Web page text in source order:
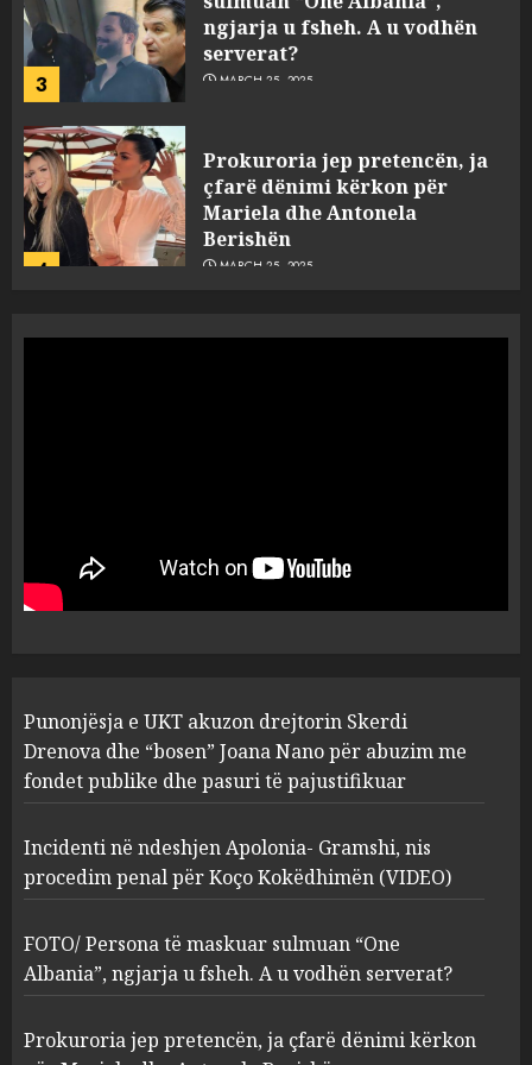
3
ngjarja u fsheh. A u vodhën
serverat?
MARCH 25, 2025
4
çfarë dënimi kërkon për
Mariela dhe Antonela
Berishën
MARCH 25, 2025
1
“bosen” Joana Nano për
abuzim me fondet publike dhe
pasuri të pajustifikuar
2
Apolonia- Gramshi, nis
procedim penal për Koço
Kokëdhimën (VIDEO)
MARCH 27, 2025
3
FOTO/ Persona të maskuar
sulmuan “One Albania”,
ngjarja u fsheh. A u vodhën
serverat?
MARCH 25, 2025
Punonjësja e UKT akuzon drejtorin Skerdi
Drenova dhe “bosen” Joana Nano për abuzim me
fondet publike dhe pasuri të pajustifikuar
Incidenti në ndeshjen Apolonia- Gramshi, nis
procedim penal për Koço Kokëdhimën (VIDEO)
FOTO/ Persona të maskuar sulmuan “One
Albania”, ngjarja u fsheh. A u vodhën serverat?
Prokuroria jep pretencën, ja çfarë dënimi kërkon